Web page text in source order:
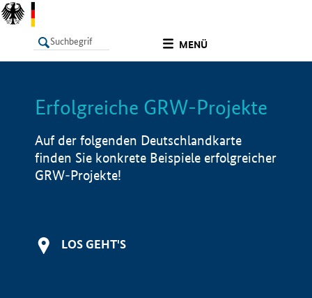
MENÜ
LISTE Info
Erfolgreiche GRW-Projekte
Auf der folgenden Deutschlandkarte
finden Sie konkrete Beispiele erfolgreicher
GRW-Projekte!
LOS GEHT'S